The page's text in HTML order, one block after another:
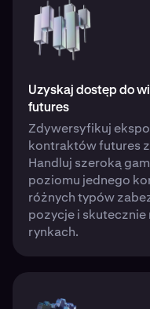
Uzyskaj dostęp do
futures
Zdywersyfikuj
kontraktów futures
Handluj szeroką
poziomu jednego
różnych typów
pozycje i
rynkach.